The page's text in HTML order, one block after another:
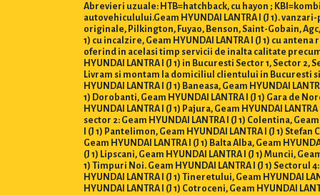
Abrevieri uzuale: HTB=hatchback, cu hayon ;
autovehiculului.Geam HYUNDAI LANTRA I (J 1).
originale, Pilkington, Fuyao, Benson, Saint-Gobain, Agc,
1) cu incalzire, Geam HYUNDAI LANTRA I (J 1) cu
oferind in acelasi timp servicii de inalta calitate
HYUNDAI LANTRA I (J 1) in Bucuresti Sector 1, Sector 2,
Livram si montam la domiciliul clientului in Bucuresti si
HYUNDAI LANTRA I (J 1) Baneasa, Geam HYUNDAI
1) Dorobanti, Geam HYUNDAI LANTRA I (J 1) Gara de
HYUNDAI LANTRA I (J 1) Pajura, Geam HYUNDAI
sector 2: Geam HYUNDAI LANTRA I (J 1) Colentina,
I (J 1) Pantelimon, Geam HYUNDAI LANTRA I (J 1)
Geam HYUNDAI LANTRA I (J 1) Balta Alba, Geam
(J 1) Lipscani, Geam HYUNDAI LANTRA I (J 1) Muncii,
1) Timpuri Noi. Geam HYUNDAI LANTRA I (J 1) Sectorul
HYUNDAI LANTRA I (J 1) Tineretului, Geam HYUNDAI
HYUNDAI LANTRA I (J 1) Cotroceni, Geam HYUNDAI